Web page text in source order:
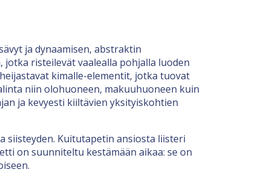
ja dynaamisen, abstraktin
risteilevät vaalealla pohjalla luoden
kimalle-elementit, jotka tuovat
niin olohuoneen, makuuhuoneen kuin
ja kevyesti kiiltävien yksityiskohtien
siisteyden. Kuitutapetin ansiosta liisteri
on suunniteltu kestämään aikaa: se on